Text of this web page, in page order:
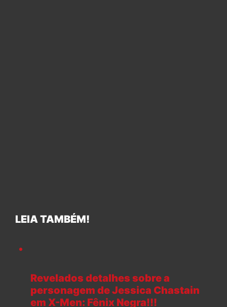
LEIA TAMBÉM!
Revelados detalhes sobre a
personagem de Jessica Chastain
em X-Men: Fênix Negra!!!